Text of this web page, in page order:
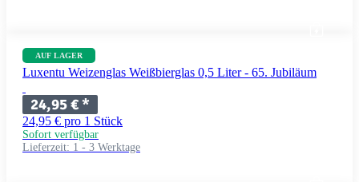
AUF LAGER
Luxentu Weizenglas Weißbierglas 0,5 Liter - 65. Jubiläum
24,95 €*
24,95 € pro 1 Stück
Sofort verfügbar
Lieferzeit: 1 - 3 Werktage